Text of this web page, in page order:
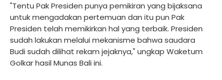
"Tentu Pak Presiden punya pemikiran yang bijaksana
untuk mengadakan pertemuan dan itu pun Pak
Presiden telah memikirkan hal yang terbaik. Presiden
sudah lakukan melalui mekanisme bahwa saudara
Budi sudah dilihat rekam jejaknya," ungkap Waketum
Golkar hasil Munas Bali ini.